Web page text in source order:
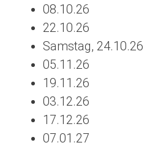
08.10.26
22.10.26
Samstag, 24.10.26
05.11.26
19.11.26
03.12.26
17.12.26
07.01.27